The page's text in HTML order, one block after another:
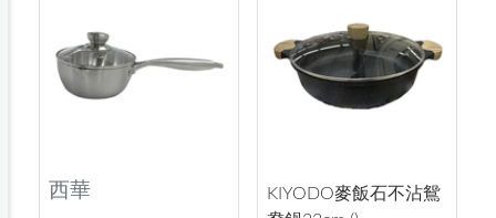
西華
KIYODO麥飯石不沾鴛